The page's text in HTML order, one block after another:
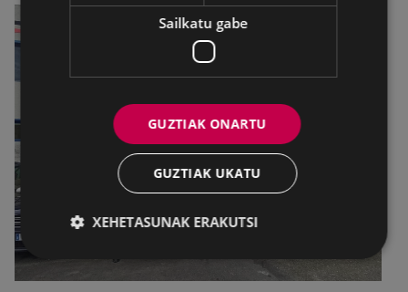
Sailkatu gabe
GUZTIAK ONARTU
GUZTIAK UKATU
XEHETASUNAK ERAKUTSI